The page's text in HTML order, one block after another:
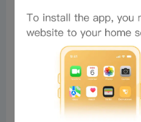
tbd
Comments (0)
Comments: